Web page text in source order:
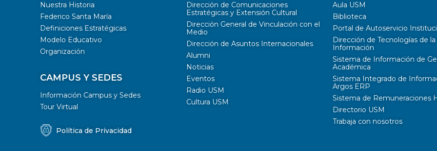
Nuestra Historia
Federico Santa María
Definiciones Estratégicas
Modelo Educativo
Organización
CAMPUS Y SEDES
Información Campus y Sedes
Tour Virtual
Política de Privacidad
Dirección de Comunicaciones
Estratégicas y Extensión Cultural
Dirección General de Vinculación con el
Medio
Dirección de Asuntos Internacionales
Alumni
Noticias
Eventos
Radio USM
Cultura USM
Aula USM
Biblioteca
Portal de Autoservicio
Dirección de Tecnologías de la
Información
Sistema de Información de
Académica
Sistema Integrado de
Argos ERP
Sistema de Remuneraciones
Directorio USM
Trabaja con nosotros